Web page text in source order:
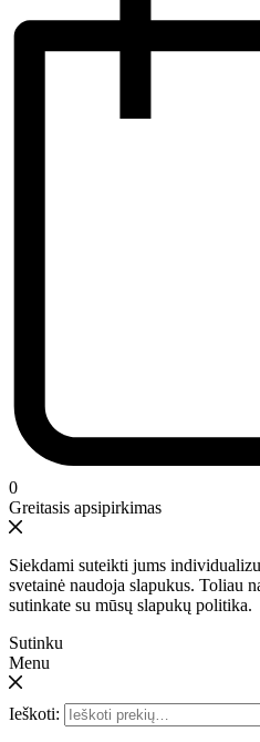
0
Greitasis apsipirkimas
Siekdami suteikti jums
svetainė naudoja slapukus. Toliau
sutinkate su mūsų slapukų politika.
Sutinku
Menu
Ieškoti: